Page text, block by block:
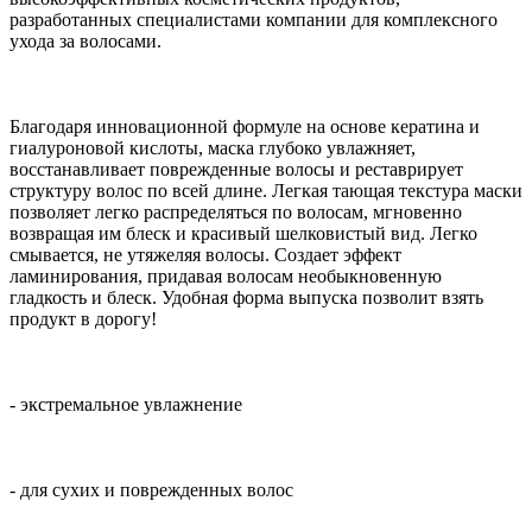
разработанных специалистами компании для комплексного
ухода за волосами.
Благодаря инновационной формуле на основе кератина и
гиалуроновой кислоты, маска глубоко увлажняет,
восстанавливает поврежденные волосы и реставрирует
структуру волос по всей длине. Легкая тающая текстура маски
позволяет легко распределяться по волосам, мгновенно
возвращая им блеск и красивый шелковистый вид. Легко
смывается, не утяжеляя волосы. Создает эффект
ламинирования, придавая волосам необыкновенную
гладкость и блеск. Удобная форма выпуска позволит взять
продукт в дорогу!
- экстремальное увлажнение
- для сухих и поврежденных волос